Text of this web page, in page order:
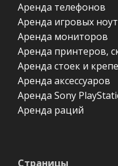
Аренда телефонов
Аренда игровых
Аренда мониторов
Аренда принтеров,
Аренда стоек и
Аренда аксессуаров
Аренда Sony
Аренда раций
Страницы